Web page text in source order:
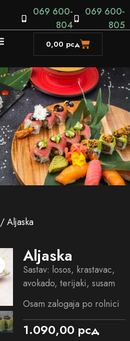
069 600-
804
069 600-
805
0,00 рсд
/ Aljaska
Aljaska
Sastav: losos, krastavac,
avokado, terijaki, susam
Osam zalogaja po rolnici
1.090,00 рсд